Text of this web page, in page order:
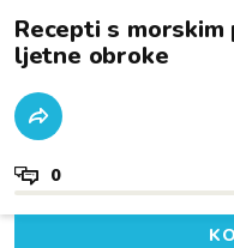
Recepti s morskim
ljetne obroke
0